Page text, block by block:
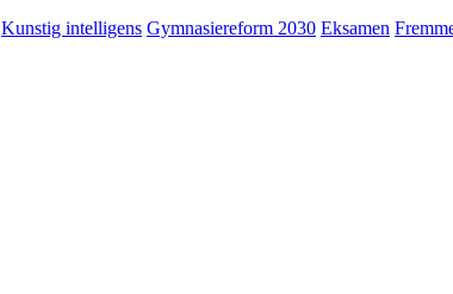
Kunstig intelligens Gymnasiereform 2030 Eksamen